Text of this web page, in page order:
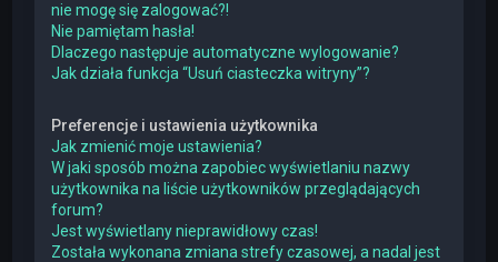
nie mogę się zalogować?!
Nie pamiętam hasła!
Dlaczego następuje automatyczne wylogowanie?
Jak działa funkcja “Usuń ciasteczka witryny”?
Preferencje i ustawienia użytkownika
Jak zmienić moje ustawienia?
W jaki sposób można zapobiec wyświetlaniu nazwy
użytkownika na liście użytkowników przeglądających
forum?
Jest wyświetlany nieprawidłowy czas!
Została wykonana zmiana strefy czasowej, a nadal jest